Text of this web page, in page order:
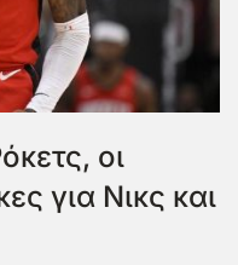
οι
για Νικς και